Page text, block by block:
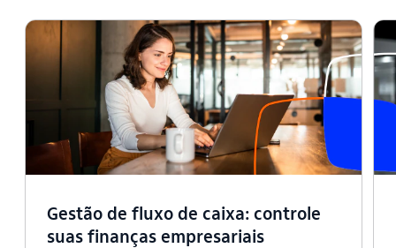
Gestão de fluxo de caixa: controle
suas finanças empresariais